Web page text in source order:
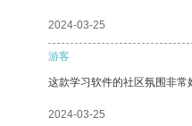
2024-03-25
游客
这款学习软件的社区氛围非常
2024-03-25